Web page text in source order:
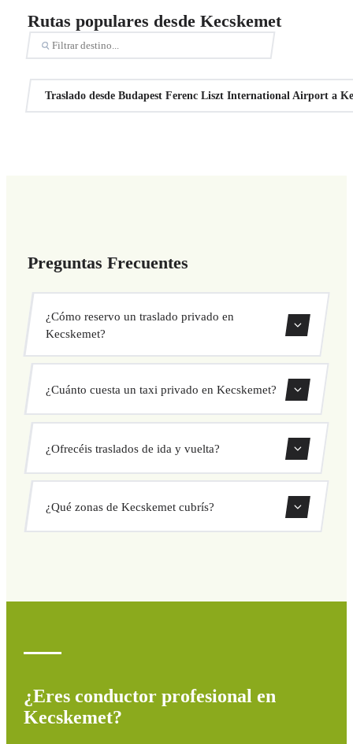
Rutas populares desde Kecskemet
Traslado desde Budapest Ferenc Liszt International Airport a
Preguntas Frecuentes
¿Cómo reservo un traslado privado en
Kecskemet?
Usa nuestro formulario de reserva para buscar y confirmar
tu traslado al instante. Elige recogida y destino, selecciona
¿Cuánto cuesta un taxi privado en Kecskemet?
fijo cerrado antes de salir. Sin cargos ocultos ni sorpresas.
Consulta tu precio al instante en el formulario.
¿Ofrecéis traslados de ida y vuelta?
directamente desde nuestro sistema de reservas.
¿Qué zonas de Kecskemet cubrís?
¿Eres conductor profesional en
Kecskemet?